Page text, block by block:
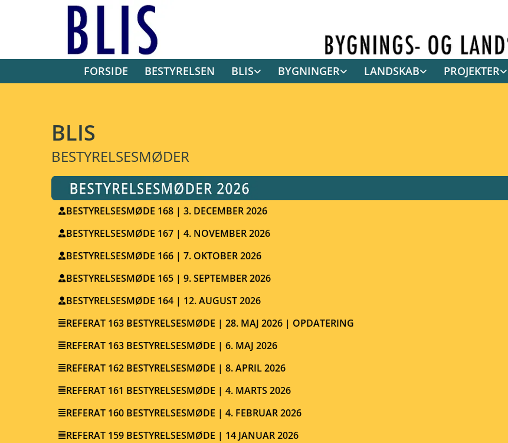
FORSIDE BESTYRELSEN BLIS BYGNINGER LANDSKAB PROJEKTER
BLIS
BESTYRELSESMØDER
BESTYRELSESMØDE 168 | 3. DECEMBER 2026
BESTYRELSESMØDE 167 | 4. NOVEMBER 2026
BESTYRELSESMØDE 166 | 7. OKTOBER 2026
BESTYRELSESMØDE 165 | 9. SEPTEMBER 2026
BESTYRELSESMØDE 164 | 12. AUGUST 2026
REFERAT 163 BESTYRELSESMØDE | 28. MAJ 2026 | OPDATERING
REFERAT 163 BESTYRELSESMØDE | 6. MAJ 2026
REFERAT 162 BESTYRELSESMØDE | 8. APRIL 2026
REFERAT 161 BESTYRELSESMØDE | 4. MARTS 2026
REFERAT 160 BESTYRELSESMØDE | 4. FEBRUAR 2026
REFERAT 159 BESTYRELSESMØDE | 14 JANUAR 2026